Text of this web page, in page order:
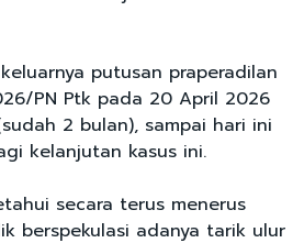
putusan praperadilan
PN Ptk pada 20 April 2026
2 bulan), sampai hari ini
kelanjutan kasus ini.
secara terus menerus
berspekulasi adanya tarik ulur